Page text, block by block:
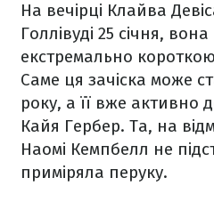
На вечірці Клайва
Голлівуді 25 січня,
екстремально
Саме ця зачіска може
року, а її вже активно
Кайя Гербер. Та, на
Наомі Кемпбелл не
приміряла перуку.